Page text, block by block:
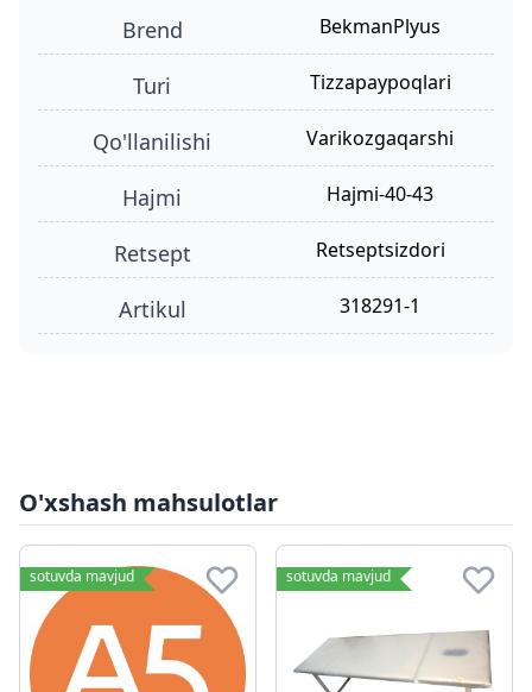
Brend BekmanPlyus
turi tizzapaypoqlari
qo'llanilishi varikozgaqarshi
hajmi hajmi-40-43
retsept retseptsizdori
Artikul 318291-1
O'xshash mahsulotlar
sotuvda mavjud sotuvda mavjud